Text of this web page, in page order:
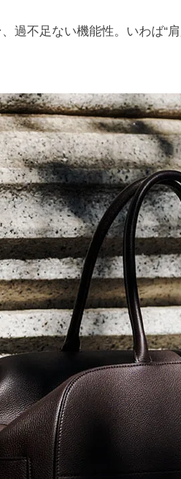
過不足ない機能性。いわば“